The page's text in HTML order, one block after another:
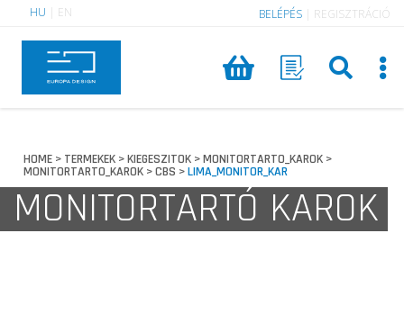
HU EN BELÉPÉS REGISZTRÁCIÓ
HOME > TERMEKEK >KIEGESZITOK >MONITORTARTO_KAROK >
MONITORTARTO_KAROK >CBS >LIMA_MONITOR_KAR
MONITORTARTÓ KAROK